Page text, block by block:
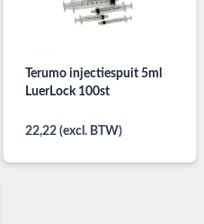
Terumo injectiespuit 5ml
LuerLock 100st
22,22 (excl. BTW)